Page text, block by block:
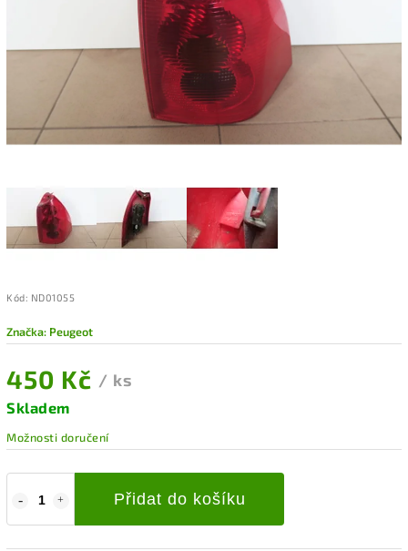
Kód: ND01055
Značka: Peugeot
450 Kč / ks
Skladem
Možnosti doručení
Přidat do košíku